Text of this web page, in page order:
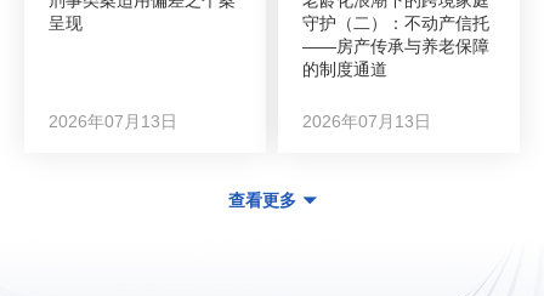
呈现
2026年07月13日
守护（二）：不动产信托
——房产传承与养老保障
的制度通道
2026年07月13日
查看更多